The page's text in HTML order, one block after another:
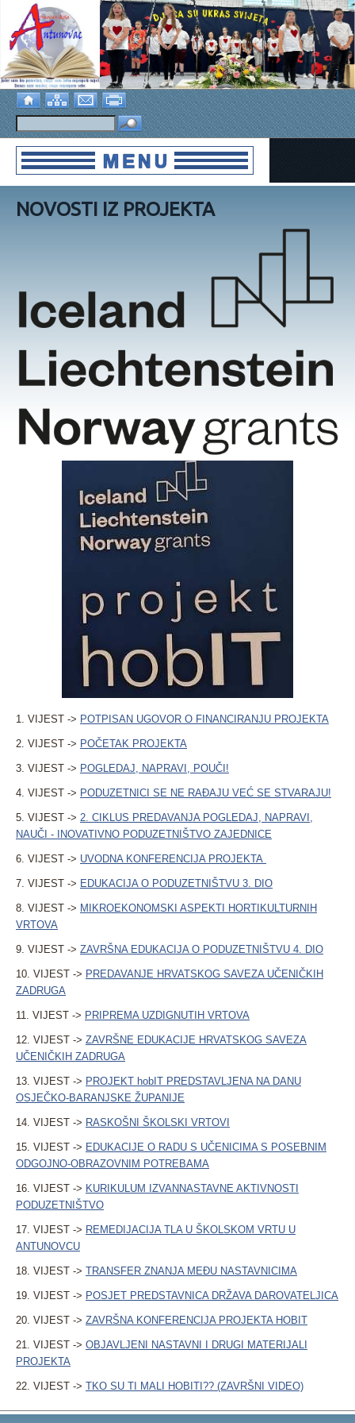
NOVOSTI IZ PROJEKTA
1. VIJEST -> POTPISAN UGOVOR O FINANCIRANJU PROJEKTA
2. VIJEST -> POČETAK PROJEKTA
3. VIJEST -> POGLEDAJ, NAPRAVI, POUČI!
4. VIJEST -> PODUZETNICI SE NE RAĐAJU VEĆ SE STVARAJU!
5. VIJEST -> 2. CIKLUS PREDAVANJA POGLEDAJ, NAPRAVI,
NAUČI - INOVATIVNO PODUZETNIŠTVO ZAJEDNICE
6. VIJEST -> UVODNA KONFERENCIJA PROJEKTA
7. VIJEST -> EDUKACIJA O PODUZETNIŠTVU 3. DIO
8. VIJEST -> MIKROEKONOMSKI ASPEKTI HORTIKULTURNIH
VRTOVA
9. VIJEST -> ZAVRŠNA EDUKACIJA O PODUZETNIŠTVU 4. DIO
10. VIJEST -> PREDAVANJE HRVATSKOG SAVEZA UČENIČKIH
ZADRUGA
11. VIJEST -> PRIPREMA UZDIGNUTIH VRTOVA
12. VIJEST -> ZAVRŠNE EDUKACIJE HRVATSKOG SAVEZA
UČENIČKIH ZADRUGA
13. VIJEST -> PROJEKT hobIT PREDSTAVLJENA NA DANU
OSJEČKO-BARANJSKE ŽUPANIJE
14. VIJEST -> RASKOŠNI ŠKOLSKI VRTOVI
15. VIJEST -> EDUKACIJE O RADU S UČENICIMA S POSEBNIM
ODGOJNO-OBRAZOVNIM POTREBAMA
16. VIJEST -> KURIKULUM IZVANNASTAVNE AKTIVNOSTI
PODUZETNIŠTVO
17. VIJEST -> REMEDIJACIJA TLA U ŠKOLSKOM VRTU U
ANTUNOVCU
18. VIJEST -> TRANSFER ZNANJA MEĐU NASTAVNICIMA
19. VIJEST -> POSJET PREDSTAVNICA DRŽAVA DAROVATELJICA
20. VIJEST -> ZAVRŠNA KONFERENCIJA PROJEKTA HOBIT
21. VIJEST -> OBJAVLJENI NASTAVNI I DRUGI MATERIJALI
PROJEKTA
22. VIJEST -> TKO SU TI MALI HOBITI?? (ZAVRŠNI VIDEO)